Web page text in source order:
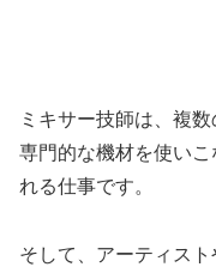
ミキサー技師は、複
専門的な機材を使い
れる仕事です。
そして、アーティス